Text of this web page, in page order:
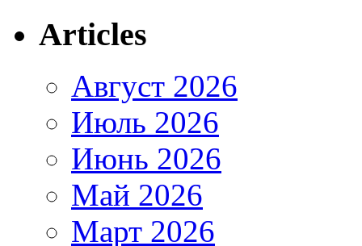
Articles
Август 2026
Июль 2026
Июнь 2026
Май 2026
Март 2026